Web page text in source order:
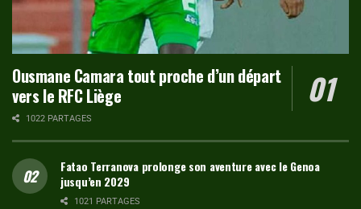
Ousmane Camara tout proche d’un départ
vers le RFC Liège
1022 PARTAGES
Fatao Terranova prolonge son aventure avec le Genoa
jusqu’en 2029
1021 PARTAGES